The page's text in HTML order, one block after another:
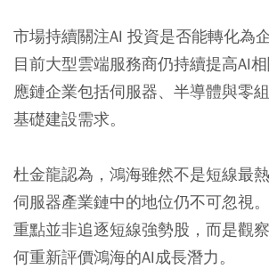
市場持續關注AI 投資是否能轉化為
目前大型雲端服務商仍持續提高AI
應鏈企業包括伺服器、半導體與零
基礎建設需求。
杜金龍認為，鴻海雖然不是短線最
伺服器產業鏈中的地位仍不可忽視
重點並非追逐短線強勢股，而是觀
何重新評價鴻海的AI成長潛力。